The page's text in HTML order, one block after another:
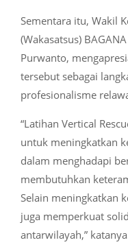
Sementara itu, Wakil
(Wakasatsus)
Purwanto,
tersebut sebagai
profesionalisme
“Latihan Vertical
untuk meningkatkan
dalam menghadapi
membutuhkan
Selain meningkatkan
juga memperkuat
antarwilayah,”